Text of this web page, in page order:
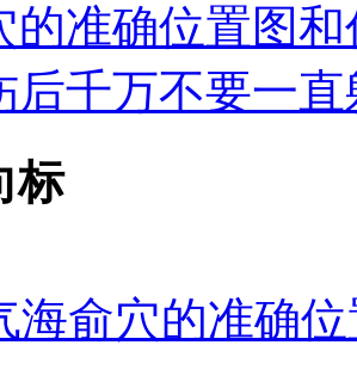
的准确位置图和
后千万不要一直
标
海俞穴的准确